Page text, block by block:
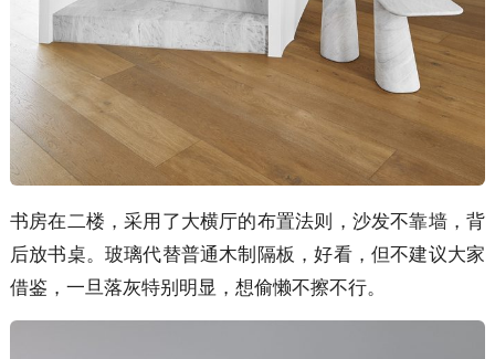
书房在二楼，采用了大横厅的布置法则，沙发不靠墙，背
后放书桌。玻璃代替普通木制隔板，好看，但不建议大家
借鉴，一旦落灰特别明显，想偷懒不擦不行。